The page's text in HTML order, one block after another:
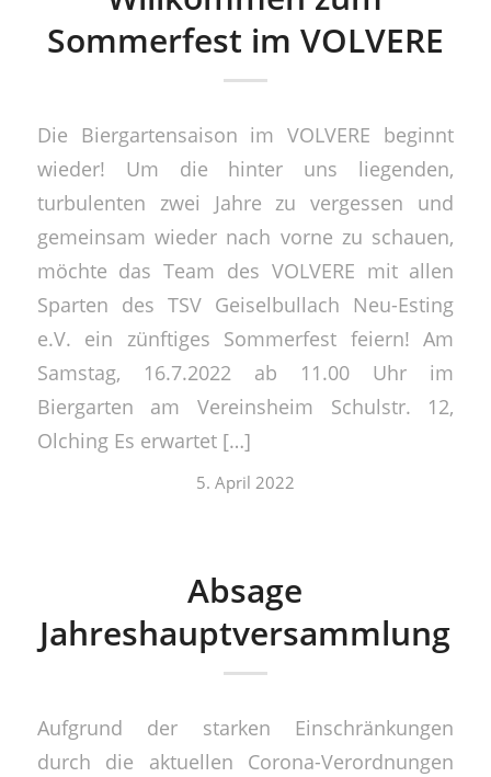
Sommerfest im VOLVERE
Die Biergartensaison im VOLVERE beginnt
wieder! Um die hinter uns liegenden,
turbulenten zwei Jahre zu vergessen und
gemeinsam wieder nach vorne zu schauen,
möchte das Team des VOLVERE mit allen
Sparten des TSV Geiselbullach Neu-Esting
e.V. ein zünftiges Sommerfest feiern! Am
Samstag, 16.7.2022 ab 11.00 Uhr im
Biergarten am Vereinsheim Schulstr. 12,
Olching Es erwartet […]
5. April 2022
Absage
Jahreshauptversammlung
Aufgrund der starken Einschränkungen
durch die aktuellen Corona-Verordnungen